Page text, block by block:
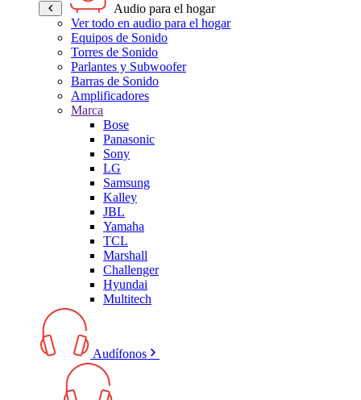
Audio para el hogar
Ver todo en audio para el hogar
Equipos de Sonido
Torres de Sonido
Parlantes y Subwoofer
Barras de Sonido
Amplificadores
Marca
Bose
Panasonic
Sony
LG
Samsung
Kalley
JBL
Yamaha
TCL
Marshall
Challenger
Hyundai
Multitech
Audífonos